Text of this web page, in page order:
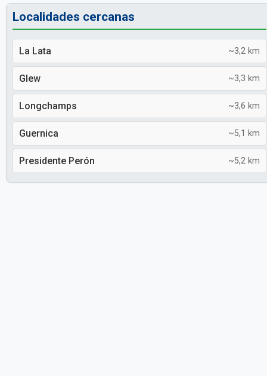
Localidades cercanas
La Lata ~3,2 km
Glew ~3,3 km
Longchamps ~3,6 km
Guernica ~5,1 km
Presidente Perón ~5,2 km